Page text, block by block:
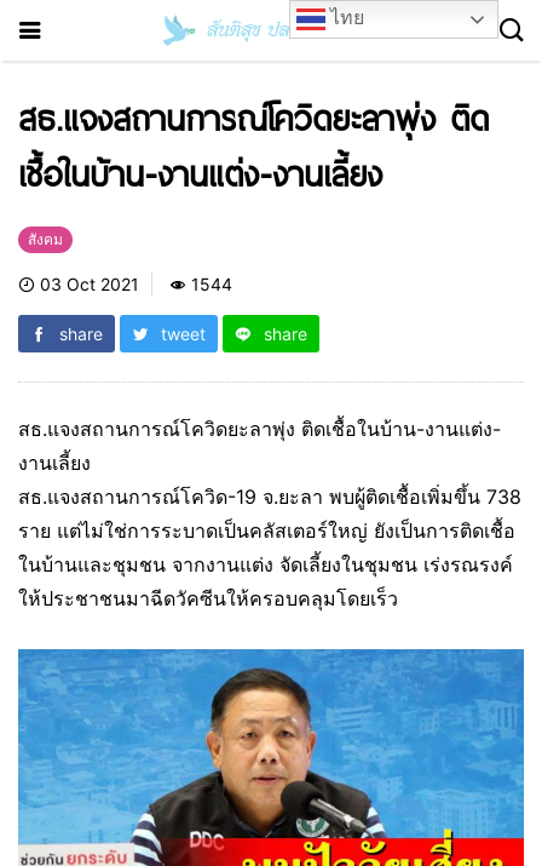
สธ.แจงสถานการณ์โควิดยะลาพุ่ง ติด
เชื้อในบ้าน-งานแต่ง-งานเลี้ยง
สังคม
03 Oct 2021 1544
share tweet share
สธ.แจงสถานการณ์โควิดยะลาพุ่ง ติดเชื้อในบ้าน-งานแต่ง-
งานเลี้ยง
สธ.แจงสถานการณ์โควิด-19 จ.ยะลา พบผู้ติดเชื้อเพิ่มขึ้น 738
ราย แต่ไม่ใช่การระบาดเป็นคลัสเตอร์ใหญ่ ยังเป็นการติดเชื้อ
ในบ้านและชุมชน จากงานแต่ง จัดเลี้ยงในชุมชน เร่งรณรงค์
ให้ประชาชนมาฉีดวัคซีนให้ครอบคลุมโดยเร็ว
ไทย